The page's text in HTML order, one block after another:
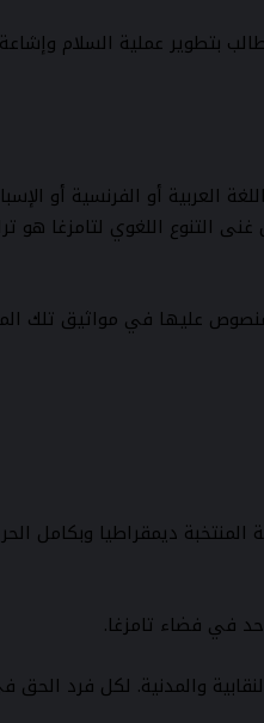
بتطوير عملية السلام
العربية أو الفرنسية أو
غنى التنوع اللغوي لتامزغا
المنصوص عليها في مواثيق تلك
المنتخبة ديمقراطيا وبكامل
والمدنية. لكل فرد الحق